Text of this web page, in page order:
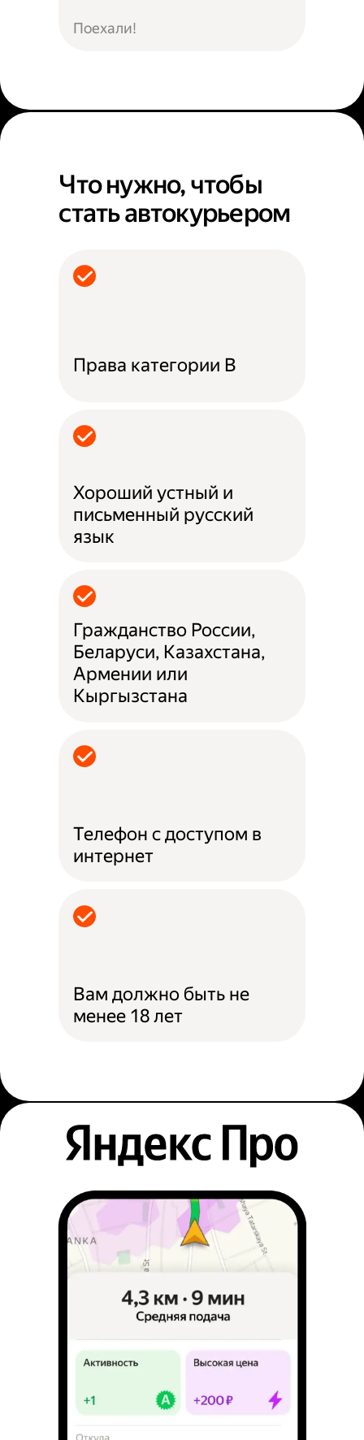
Поехали!
Что нужно, чтобы
стать автокурьером
Права категории B
Хороший устный и
письменный русский
язык
Гражданство России,
Беларуси, Казахстана,
Армении или
Кыргызстана
Телефон с доступом в
интернет
Вам должно быть не
менее 18 лет